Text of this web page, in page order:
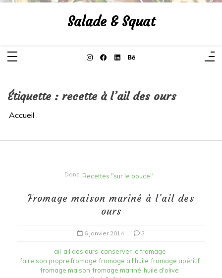
Aller
Salade & Squat
Étiquette : recette à l’ail des ours
Accueil
Dans Recettes "sur le pouce"
Fromage maison mariné à l’ail des
ours
6 janvier 2014 3
ail ail des ours conserver le fromage
faire son propre fromage fromage à l'huile fromage apéritif
fromage maison fromage mariné huile d'olive